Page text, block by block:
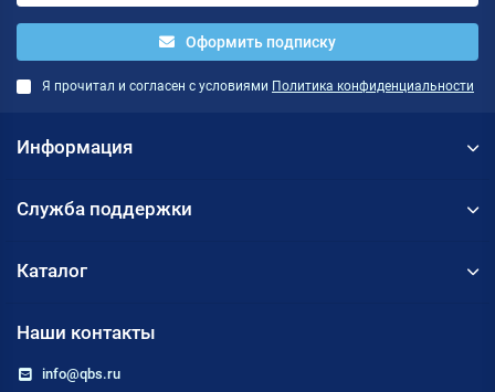
Оформить подписку
Я прочитал и согласен с условиями Политика конфиденциальности
Информация
Служба поддержки
Каталог
Наши контакты
info@qbs.ru